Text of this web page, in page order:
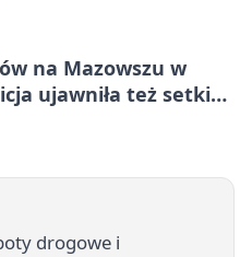
na Mazowszu w
ujawniła też setki
drogowe i